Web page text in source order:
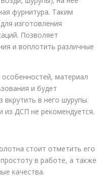
фурнитура. Таким
изготовления
Позволяет
и воплотить различные
материал
и будет
вкрутить в него шурупы.
из ДСП не рекомендуется.
стоит отметить его
в работе, а также
качества.